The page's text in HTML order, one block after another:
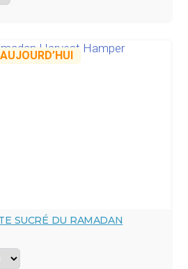
AUJOURD’HUI
SUCRÉ DU RAMADAN